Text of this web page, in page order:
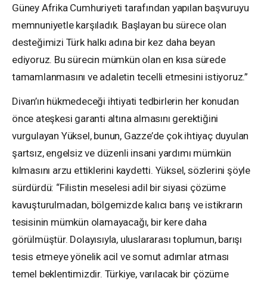
Güney Afrika Cumhuriyeti tarafından yapılan başvuruyu
memnuniyetle karşıladık. Başlayan bu sürece olan
desteğimizi Türk halkı adına bir kez daha beyan
ediyoruz. Bu sürecin mümkün olan en kısa sürede
tamamlanmasını ve adaletin tecelli etmesini istiyoruz.”
Divan’ın hükmedeceği ihtiyati tedbirlerin her konudan
önce ateşkesi garanti altına almasını gerektiğini
vurgulayan Yüksel, bunun, Gazze’de çok ihtiyaç duyulan
şartsız, engelsiz ve düzenli insani yardımı mümkün
kılmasını arzu ettiklerini kaydetti. Yüksel, sözlerini şöyle
sürdürdü: “Filistin meselesi adil bir siyasi çözüme
kavuşturulmadan, bölgemizde kalıcı barış ve istikrarın
tesisinin mümkün olamayacağı, bir kere daha
görülmüştür. Dolayısıyla, uluslararası toplumun, barışı
tesis etmeye yönelik acil ve somut adımlar atması
temel beklentimizdir. Türkiye, varılacak bir çözüme